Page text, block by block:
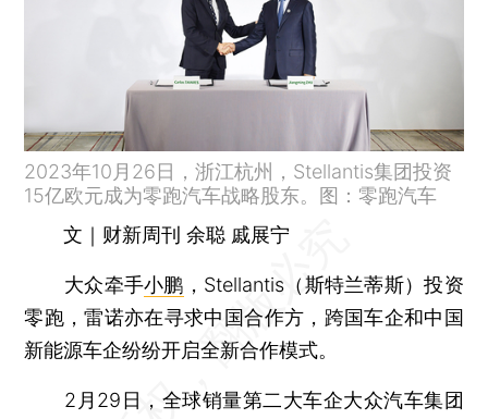
2023年10月26日，浙江杭州，Stellantis集团投资
15亿欧元成为零跑汽车战略股东。图：零跑汽车
文｜财新周刊 余聪 戚展宁
大众牵手小鹏 ，Stellantis（斯特兰蒂斯）投资
零跑，雷诺亦在寻求中国合作方，跨国车企和中国
新能源车企纷纷开启全新合作模式。
2月29日，全球销量第二大车企大众汽车集团